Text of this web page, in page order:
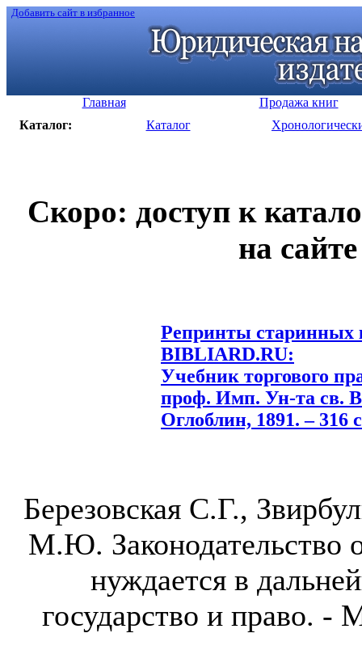
Добавить сайт в избранное
Главная
Продажа книг
Каталог:
Каталог
Скоро: доступ к
на
Репринты старинных
BIBLIARD.RU:
Учебник торгового
проф. Имп. Ун-та св.
Оглоблин, 1891. – 316
Березовская С.Г.,
М.Ю. Законодательство
нуждается в
государство и право.